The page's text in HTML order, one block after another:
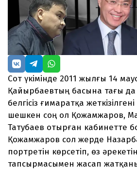
Сот үкімінде 2011 жылғы 14
Қайырбаевтың басына тағы да
белгісіз ғимаратқа
шешкен соң ол Қожамжаров,
Татубаев отырған кабинетте
Қожамжаров сол жерде
портретін көрсетіп, өз
тапсырмасымен жасап